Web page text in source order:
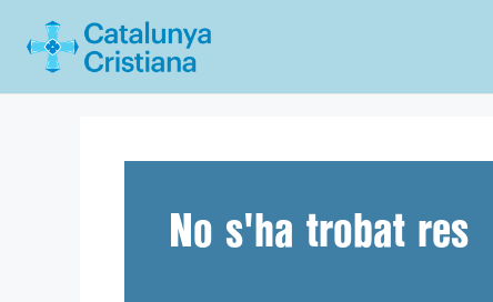
No s'ha trobat res